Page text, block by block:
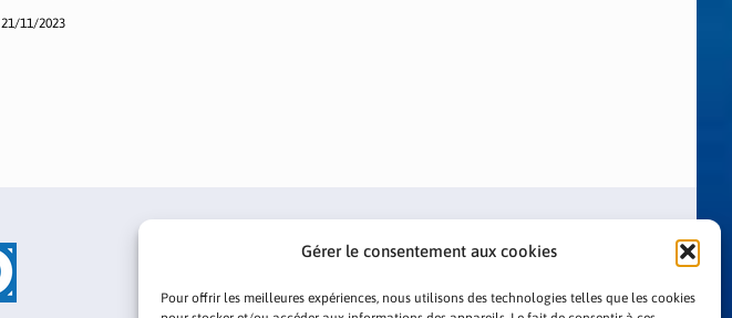
Gérer le consentement aux cookies
Pour offrir les meilleures expériences, nous utilisons des technologies telles que les cookies
21/11/2023